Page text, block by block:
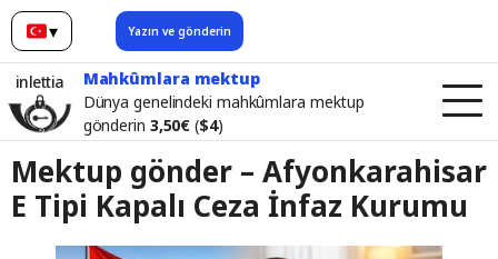
▾
Türkçe Yazın ve gönderin
inlettia
Mahkûmlara mektup
Dünya genelindeki mahkûmlara mektup
gönderin 3,50€($4)
Mektup gönder – Afyonkarahisar
E Tipi Kapalı Ceza İnfaz Kurumu